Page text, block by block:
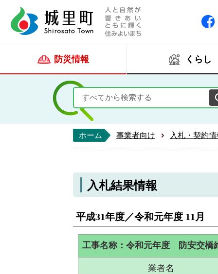
防災情報 くらし
ホーム 事業者向け 入札・契約
入札結果情報
平成31年度／令和元年度 11月
工事名称：令和元年度 防安交
業者名